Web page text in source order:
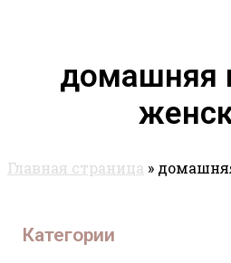
домашняя
Главная страница »
Категории